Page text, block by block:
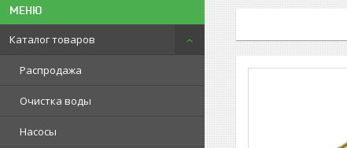
Каталог товаров
Распродажа
Очистка воды
Насосы